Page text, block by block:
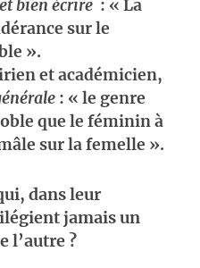
bien écrire : « La
sur le
».
et académicien,
: « le genre
que le féminin à
sur la femelle ».
dans leur
jamais un
l’autre ?